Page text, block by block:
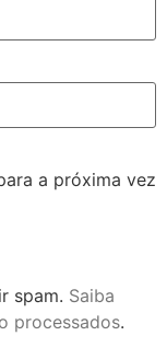
a próxima vez
spam. Saiba
processados.